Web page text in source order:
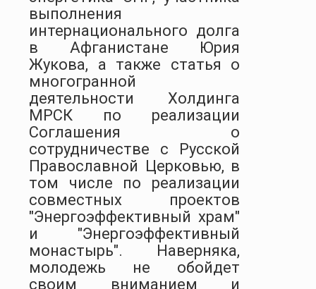
выполнения
интернационального долга
в Афганистане Юрия
Жукова, а также статья о
многогранной
деятельности Холдинга
МРСК по реализации
Соглашения о
сотрудничестве с Русской
Православной Церковью, в
том числе по реализации
совместных проектов
"Энергоэффективный храм"
и "Энергоэффективный
монастырь". Наверняка,
молодежь не обойдет
своим вниманием и